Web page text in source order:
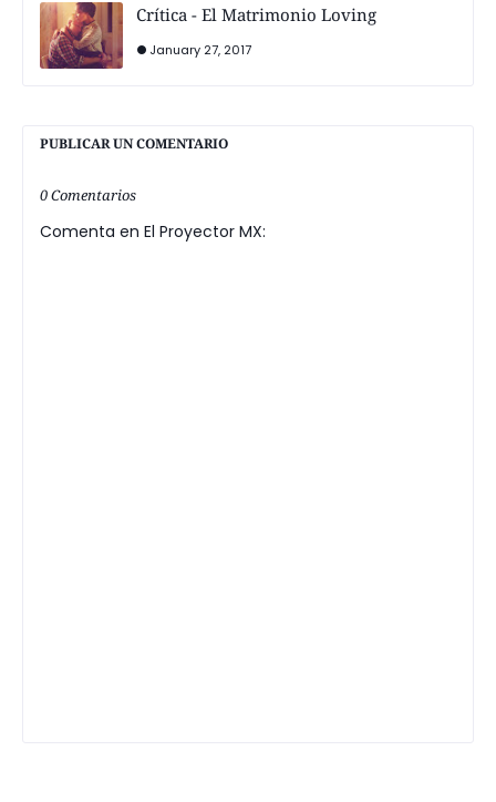
Crítica - El Matrimonio Loving
January 27, 2017
PUBLICAR UN COMENTARIO
0 Comentarios
Comenta en El Proyector MX: